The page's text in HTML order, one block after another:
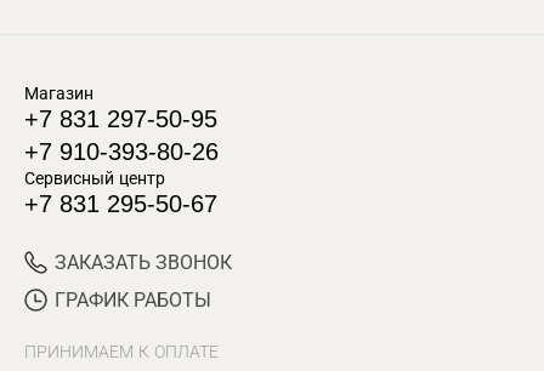
Магазин
+7 831 297-50-95
+7 910-393-80-26
Сервисный центр
+7 831 295-50-67
ЗАКАЗАТЬ ЗВОНОК
ГРАФИК РАБОТЫ
ПРИНИМАЕМ К ОПЛАТЕ